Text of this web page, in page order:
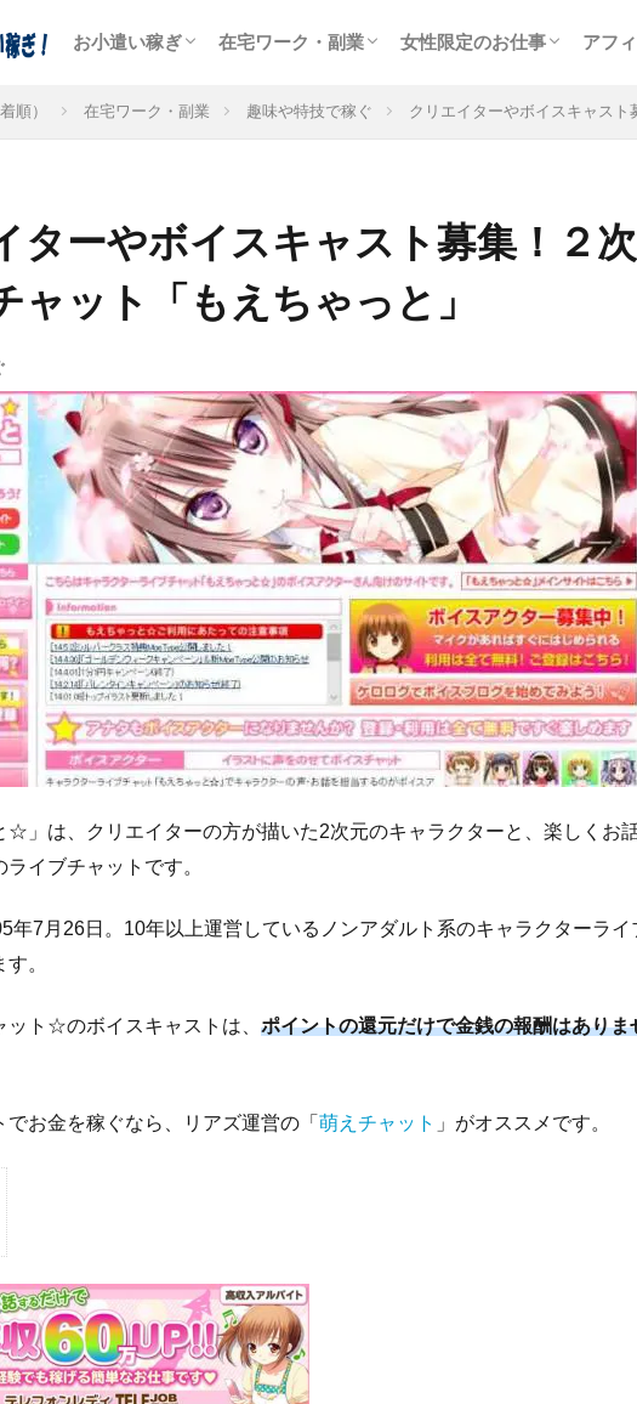
お小遣い稼ぎ 在宅ワーク・副業 女性限定のお仕事 アフ
順） 在宅ワーク・副業 趣味や特技で稼ぐ クリエイターやボイスキャスト
ターやボイスキャスト募集！２
ャット「もえちゃっと」
☆」は、クリエイターの方が描いた2次元のキャラクターと、楽しくお
イブチャットです。
年7月26日。10年以上運営しているノンアダルト系のキャラクターライ
。
ット☆のボイスキャストは、 ポイントの還元だけで金銭の報酬はありま
でお金を稼ぐなら、リアズ運営の「 萌えチャット 」がオススメです。